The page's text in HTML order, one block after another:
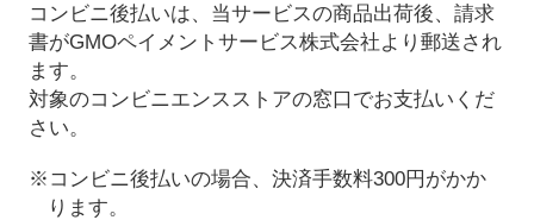
コンビニ後払いは、当サービスの商品出荷後、請求
書がGMOペイメントサービス株式会社より郵送され
ます。
対象のコンビニエンスストアの窓口でお支払いくだ
さい。
※コンビニ後払いの場合、決済手数料300円がかか
ります。